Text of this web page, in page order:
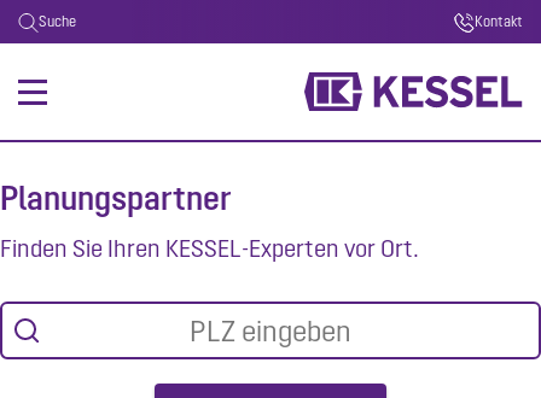
Suche Kontakt
Planungspartner
Finden Sie Ihren KESSEL-Experten vor Ort.